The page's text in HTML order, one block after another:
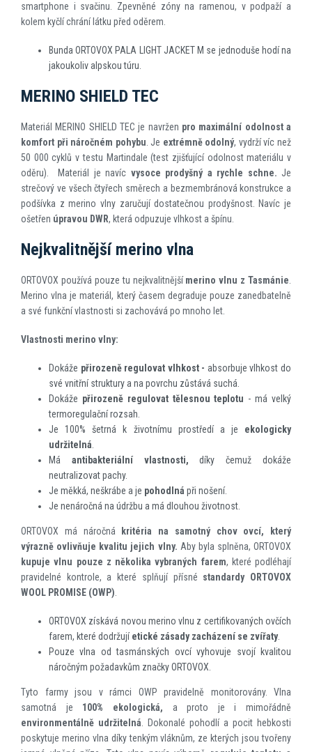
smartphone i svačinu. Zpevněné zóny na ramenou, v podpaží a
kolem kyčlí chrání látku před oděrem.
Bunda ORTOVOX PALA LIGHT JACKET M se jednoduše hodí na
jakoukoliv alpskou túru.
MERINO SHIELD TEC
Materiál MERINO SHIELD TEC je navržen pro maximální odolnost a
komfort při náročném pohybu . Je extrémně odolný, vydrží víc než
50 000 cyklů v testu Martindale (test zjišťující odolnost materiálu v
oděru). Materiál je navíc vysoce prodyšný a rychle schne. Je
strečový ve všech čtyřech směrech a bezmembránová konstrukce a
podšívka z merino vlny zaručují dostatečnou prodyšnost. Navíc je
ošetřen úpravou DWR, která odpuzuje vlhkost a špínu.
Nejkvalitnější merino vlna
ORTOVOX používá pouze tu nejkvalitnějšímerino vlnu z Tasmánie
Merino vlna je materiál, který časem degraduje pouze zanedbatelně
a své funkční vlastnosti si zachovává po mnoho let.
Vlastnosti merino vlny:
Dokáže přirozeně regulovat vlhkost - absorbuje vlhkost do
své vnitřní struktury a na povrchu zůstává suchá.
Dokáže přirozeně regulovat tělesnou teplotu - má velký
termoregulační rozsah.
Je 100% šetrná k životnímu prostředí a je ekologicky
udržitelná
Má antibakteriální vlastnosti, díky čemuž dokáže
neutralizovat pachy.
Je měkká, neškrábe a je pohodlná při nošení.
Je nenáročná na údržbu a má dlouhou životnost.
ORTOVOX má náročná
kritéria na samotný chov ovcí, který
výrazně ovlivňuje kvalitu jejich vlny. Aby byla splněna, ORTOVOX
kupuje vlnu pouze z několika vybraných farem, které podléhají
pravidelné kontrole, a které splňují přísné standardy ORTOVOX
WOOL PROMISE (OWP)
ORTOVOX získává novou merino vlnu z certifikovaných ovčích
farem, které dodržujíetické zásady zacházení se zvířaty.
Pouze vlna od tasmánských ovcí vyhovuje svojí kvalitou
náročným požadavkům značky ORTOVOX.
Tyto farmy jsou v rámci OWP pravidelně monitorovány. Vlna
samotná je 100% ekologická, a proto je i mimořádně
environmentálně udržitelná . Dokonalé pohodlí a pocit hebkosti
poskytuje merino vlna díky tenkým vláknům, ze kterých jsou tvořeny